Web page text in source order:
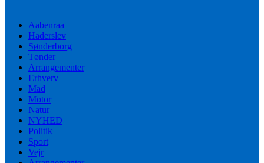
Aabenraa
Haderslev
Sønderborg
Tønder
Arrangementer
Erhverv
Mad
Motor
Natur
NYHED
Politik
Sport
Vejr